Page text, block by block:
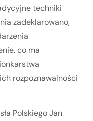
techniki
zadeklarowano,
co ma
rozpoznawalności
Polskiego Jan